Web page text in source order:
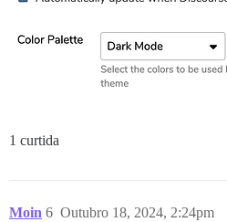
1 curtida
Moin Outubro 18, 2024, 2:24pm
6